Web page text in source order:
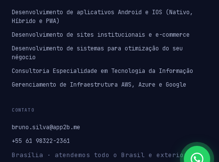
Desenvolvimento de aplicativos Android e IOS (Nativo,
Híbrido e PWA)
Desenvolvimento de sites institucionais e e-commerce
Desenvolvimento de sistemas para otimização do seu
négocio
Consultoria Especialidade em Tecnologia da Informação
Gerenciamento de Infraestrutura AWS, Azure e Google
CONTATO
bruno.silva@app2b.me
+55 61 98322-2361
Brasília · atendemos todo o Brasil e exterior